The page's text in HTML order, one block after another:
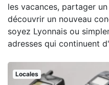
les vacances, partager
découvrir un nouveau
soyez Lyonnais ou
adresses qui continuent
Locales